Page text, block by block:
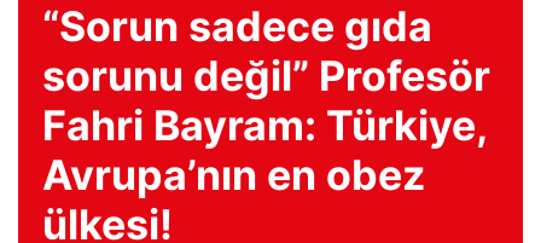
“Sorun sadece gıda
sorunu değil” Profesör
Fahri Bayram: Türkiye,
Avrupa’nın en obez
ülkesi!